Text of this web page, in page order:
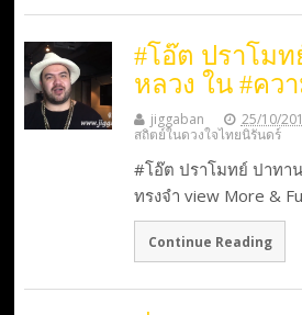
#โอ๊ต ปราโม
หลวง ใน #คว
jiggaban 25/10/
สถิตย์ในดวงใจไทยนิรันดร์
#โอ๊ต ปราโมทย์ ปาทา
ทรงจำ view More &
Continue Reading